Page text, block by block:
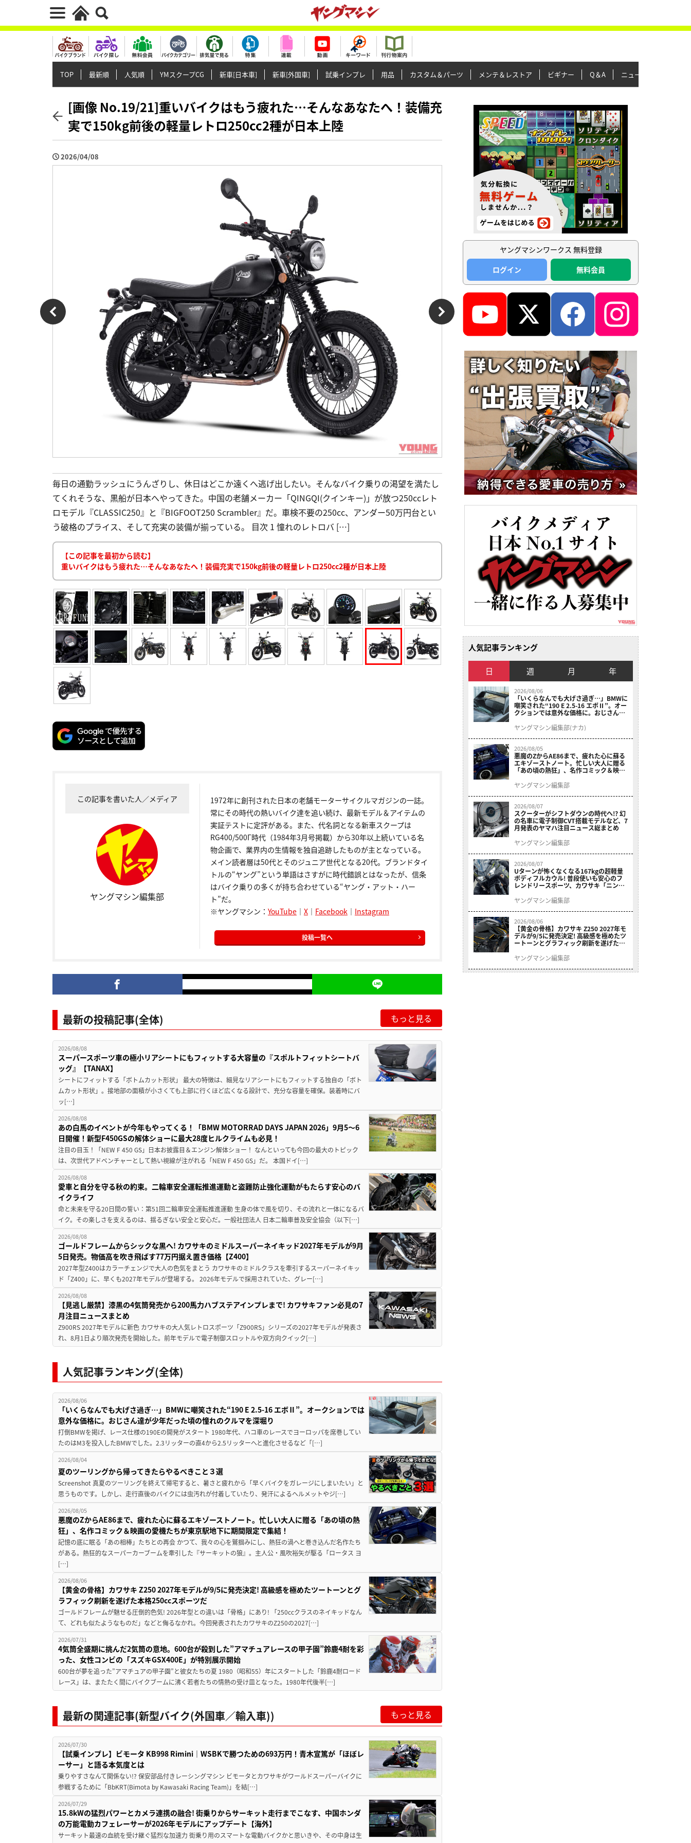
TOP 最新順 人気順 YMスクープCG 新車[日本車] 新車[外国車] 試乗インプレ 用品 カスタム＆パーツ メンテ＆レストア ビギナー Q＆A ニュース＆トピックス
[画像 No.19/21]重いバイクはもう疲れた…そんなあなたへ！装備充
実で150kg前後の軽量レトロ250cc2種が日本上陸
2026/04/08
毎日の通勤ラッシュにうんざりし、休日はどこか遠くへ逃げ出したい。そんなバイク乗りの渇望を満たし
てくれそうな、黒船が日本へやってきた。中国の老舗メーカー「QINGQI(クインキー)」が放つ250ccレト
ロモデル『CLASSIC250』と『BIGFOOT250 Scrambler』だ。車検不要の250cc、アンダー50万円台とい
う破格のプライス、そして充実の装備が揃っている。 目次 1 憧れのレトロバ […]
【この記事を最初から読む】
重いバイクはもう疲れた…そんなあなたへ！装備充実で150kg前後の軽量レトロ250cc2種が日本上陸
この記事を書いた人／メディア
ヤングマシン編集部
1972年に創刊された日本の老舗モーターサイクルマガジンの一誌。
常にその時代の熱いバイク達を追い続け、最新モデル＆アイテムの
実証テストに定評がある。また、代名詞となる新車スクープは
RG400/500Γ時代（1984年3月号掲載）から30年以上続いている名
物企画で、業界内の生情報を独自追跡したものが主となっている。
メイン読者層は50代とそのジュニア世代となる20代。ブランドタイ
トルの“ヤング”という単語はさすがに時代錯誤とはなったが、信条
はバイク乗りの多くが持ち合わせている“ヤング・アット・ハー
ト”だ。
※ヤングマシン： YouTube｜ X｜ Facebook｜ Instagram
投稿一覧へ
最新の投稿記事(全体) もっと見る
2026/08/08
スーパースポーツ車の極小リアシートにもフィットする大容量の『スポルトフィットシートバ
ッグ』【TANAX】
シートにフィットする「ボトムカット形状」 最大の特徴は、細見なリアシートにもフィットする独自の「ボト
ムカット形状」。接地部の面積が小さくても上部に行くほど広くなる設計で、充分な容量を確保。装着時にバ
ッ[…]
2026/08/08
あの白馬のイベントが今年もやってくる！「BMW MOTORRAD DAYS JAPAN 2026」9月5〜6
日開催！新型F450GSの解体ショーに最大28度ヒルクライムも必見！
注目の目玉！「NEW F 450 GS」日本お披露目＆エンジン解体ショー！ なんといっても今回の最大のトピック
は、次世代アドベンチャーとして熱い視線が注がれる「NEW F 450 GS」だ。 本国ドイ[…]
2026/08/08
愛車と自分を守る秋の約束。二輪車安全運転推進運動と盗難防止強化運動がもたらす安心のバ
イクライフ
命と未来を守る20日間の誓い：第51回二輪車安全運転推進運動 生身の体で風を切り、その流れと一体になるバ
イク。その楽しさを支えるのは、揺るぎない安全と安心だ。一般社団法人 日本二輪車普及安全協会（以下[…]
2026/08/08
ゴールドフレームからシックな黒へ! カワサキのミドルスーパーネイキッド2027年モデルが9月
5日発売。物価高を吹き飛ばす77万円据え置き価格【Z400】
2027年型Z400はカラーチェンジで大人の色気をまとう カワサキのミドルクラスを牽引するスーパーネイキッ
ド「Z400」に、早くも2027年モデルが登場する。 2026年モデルで採用されていた、グレー[…]
2026/08/08
【見逃し厳禁】漆黒の4気筒発売から200馬力ハブステアインプレまで! カワサキファン必見の7
月注目ニュースまとめ
Z900RS 2027年モデルに新色 カワサキの大人気レトロスポーツ「Z900RS」シリーズの2027年モデルが発表さ
れ、8月1日より順次発売を開始した。前年モデルで電子制御スロットルや双方向クイック[…]
人気記事ランキング(全体)
2026/08/06
「いくらなんでも大げさ過ぎ…」BMWに嘲笑された“190 E 2.5-16 エボⅡ”。オークションでは
意外な価格に。おじさん達が少年だった頃の憧れのクルマを深堀り
打倒BMWを掲げ、レース仕様の190Eの開発がスタート 1980年代、ハコ車のレースでヨーロッパを席巻してい
たのはM3を投入したBMWでした。2.3リッターの直4から2.5リッターへと進化させるなど「[…]
2026/08/04
夏のツーリングから帰ってきたらやるべきこと３選
Screenshot 真夏のツーリングを終えて帰宅すると、暑さと疲れから「早くバイクをガレージにしまいたい」と
思うものです。しかし、走行直後のバイクには虫汚れが付着していたり、発汗によるヘルメットやジ[…]
2026/08/05
悪魔のZからAE86まで、疲れた心に蘇るエキゾーストノート。忙しい大人に贈る「あの頃の熱
狂」、名作コミック＆映画の愛機たちが東京駅地下に期間限定で集結！
記憶の底に眠る「あの相棒」たちとの再会 かつて、我々の心を鷲掴みにし、熱狂の渦へと巻き込んだ名作たち
がある。熱狂的なスーパーカーブームを牽引した『サーキットの狼』。主人公・風吹裕矢が駆る「ロータス ヨ
[…]
2026/08/06
【黄金の骨格】カワサキ Z250 2027年モデルが9/5に発売決定! 高級感を極めたツートーンとグ
ラフィック刷新を遂げた本格250ccスポーツだ
ゴールドフレームが魅せる圧倒的色気! 2026年型との違いは「骨格」にあり! 「250ccクラスのネイキッドなん
て、どれも似たようなものだ」などと侮るなかれ。今回発表されたカワサキのZ250の2027[…]
2026/07/31
4気筒全盛期に挑んだ2気筒の意地。600台が殺到した”アマチュアレースの甲子園”鈴鹿4耐を彩
った、女性コンビの「スズキGSX400E」が特別展示開始
600台が夢を追った”アマチュアの甲子園”と彼女たちの夏 1980（昭和55）年にスタートした「鈴鹿4耐ロード
レース」は、またたく間にバイクブームに沸く若者たちの情熱の受け皿となった。1980年代後半[…]
最新の関連記事(新型バイク(外国車／輸入車)) もっと見る
2026/07/30
【試乗インプレ】ビモータ KB998 Rimini｜WSBKで勝つための693万円！青木宣篤が「ほぼレ
ーサー」と語る本気度とは
乗りやすさなんて関係ない!? 保安部品付きレーシングマシン ビモータとカワサキがワールドスーパーバイクに
参戦するために「BbKRT(Bimota by Kawasaki Racing Team)」を結[…]
2026/07/29
15.8kWの猛烈パワーとカメラ連携の融合! 街乗りからサーキット走行までこなす、中国ホンダ
の万能電動カフェレーサーが2026年モデルにアップデート【海外】
サーキット最速の血統を受け継ぐ猛烈な加速力 街乗り用のスマートな電動バイクかと思いきや、その中身は生
ヤングマシンワークス 無料登録
ログイン
無料会員
人気記事ランキング
日 週 月 年
2026/08/06
「いくらなんでも大げさ過ぎ…」BMWに
嘲笑された“190 E 2.5-16 エボⅡ”。オー
クションでは意外な価格に。おじさん達
ヤングマシン編集部(ナカ)
2026/08/05
悪魔のZからAE86まで、疲れた心に蘇る
エキゾーストノート。忙しい大人に贈る
「あの頃の熱狂」、名作コミック＆映画
結！
ヤングマシン編集部
2026/08/07
スクーターがシフトダウンの時代へ!? 幻
の名車に電子制御CVT搭載モデルなど、7
月発表のヤマハ注目ニュース総まとめ
ヤングマシン編集部
2026/08/07
Uターンが怖くなくなる167kgの超軽量
ボディフルカウル! 普段使いも安心のフ
レンドリースポーツ、カワサキ「ニンジ
9/5発売
ヤングマシン編集部
2026/08/06
【黄金の骨格】カワサキ Z250 2027年モ
デルが9/5に発売決定! 高級感を極めたツ
ートーンとグラフィック刷新を遂げた本
ヤングマシン編集部